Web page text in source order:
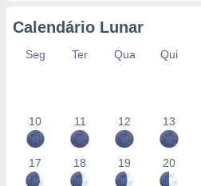
Calendário Lunar
Seg Ter Qua Qui
10 11 12 13
17 18 19 20